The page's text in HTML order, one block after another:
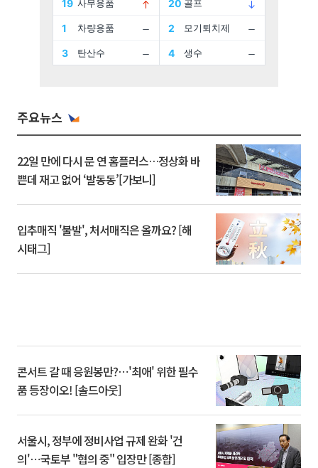
주요뉴스
22일 만에 다시 문 연 홈플러스…정상화 바
쁜데 재고 없어 ‘발동동’[가보니]
입추매직 '불발', 처서매직은 올까요? [해
시태그]
콘서트 갈 때 응원봉만?⋯'최애' 위한 필수
품 등장이오! [솔드아웃]
서울시, 정부에 정비사업 규제 완화 '건
의'⋯국토부 "협의 중" 입장만 [종합]